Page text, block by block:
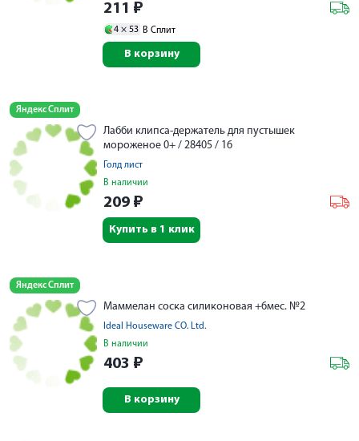
211 ₽
4 × 53 В Сплит
В корзину
Яндекс Сплит
Лабби клипса-держатель для пустышек
мороженое 0+ / 28405 / 16
Голд лист
В наличии
209 ₽
Купить в 1 клик
Яндекс Сплит
Маммелан соска силиконовая +6мес. №2
Ideal Houseware CO. Ltd.
В наличии
403 ₽
В корзину